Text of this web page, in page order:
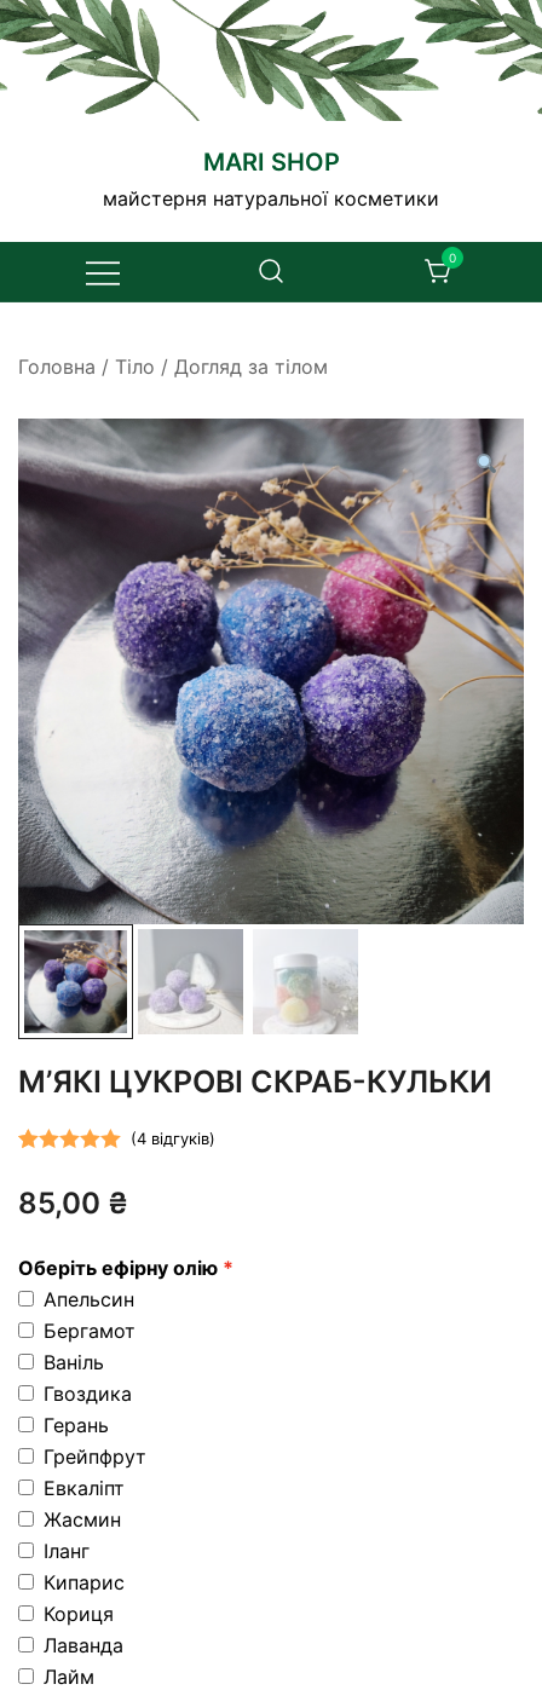
Перейти
до
вмісту
MARI SHOP
майстерня натуральної косметики
0
Головна / Тіло / Догляд за тілом
М’ЯКІ ЦУКРОВІ СКРАБ-КУЛЬКИ
5.00з 5 на
опитування
покупців
(4відгуків)
85,00 ₴
Оберіть ефірну олію
Апельсин
Бергамот
Ваніль
Гвоздика
Герань
Грейпфрут
Евкаліпт
Жасмин
Іланг
Кипарис
Кориця
Лаванда
Лайм